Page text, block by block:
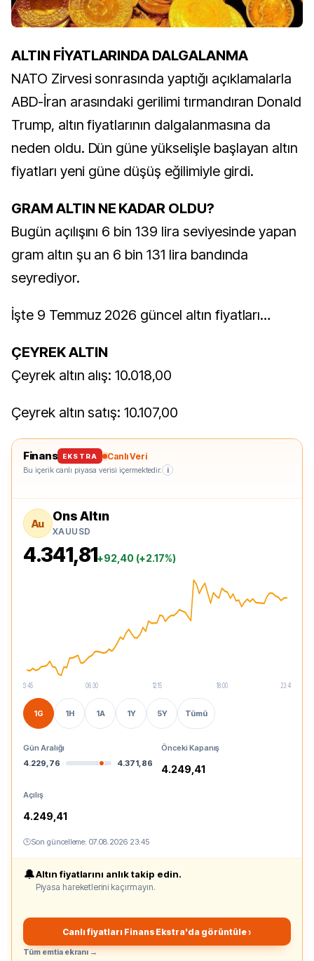
ALTIN FİYATLARINDA DALGALANMA
NATO Zirvesi sonrasında yaptığı açıklamalarla
ABD-İran arasındaki gerilimi tırmandıran Donald
Trump, altın fiyatlarının dalgalanmasına da
neden oldu. Dün güne yükselişle başlayan altın
fiyatları yeni güne düşüş eğilimiyle girdi.
GRAM ALTIN NE KADAR OLDU?
Bugün açılışını 6 bin 139 lira seviyesinde yapan
gram altın şu an 6 bin 131 lira bandında
seyrediyor.
İşte 9 Temmuz 2026 güncel altın fiyatları…
ÇEYREK ALTIN
Çeyrek altın alış: 10.018,00
Çeyrek altın satış: 10.107,00
Finans EKSTRA Canlı Veri
Bu içerik canlı piyasa verisi içermektedir. i
Au Ons Altın
XAUUSD
4.341,81+92,40 (+2.17%)
23:45 06:30 12:15 18:00 23:45
1G 1H 1A 1Y 5Y Tümü
Gün Aralığı
4.229,76
4.371,86
Önceki Kapanış
4.249,41
Açılış
4.249,41
🕒Son güncelleme:07.08.2026 23:45
🔔Altın fiyatlarını anlık takip edin.
Piyasa hareketlerini kaçırmayın.
Canlı fiyatları Finans Ekstra'da görüntüle ›
Tüm emtia ekranı →